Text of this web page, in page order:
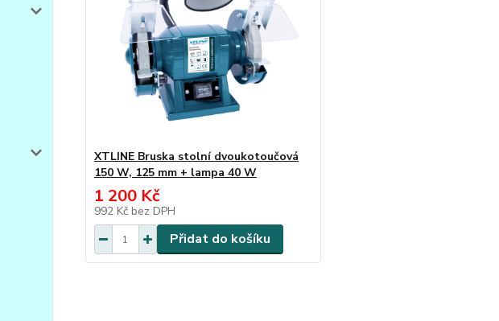
XTLINE Bruska stolní dvoukotoučová
150 W, 125 mm + lampa 40 W
1 200 Kč
992 Kč bez DPH
Přidat do košíku